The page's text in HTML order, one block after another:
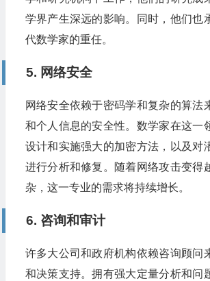
学界产生深远的影响。同时，他们也
代数学家的重任。
5. 网络安全
网络安全依赖于密码学和复杂的算法
和个人信息的安全性。数学家在这一
设计和实施强大的加密方法，以及对
进行分析和修复。随着网络攻击变得
杂，这一专业的需求将持续增长。
6. 咨询和审计
许多大公司和政府机构依赖咨询顾问
和决策支持。拥有强大定量分析和问